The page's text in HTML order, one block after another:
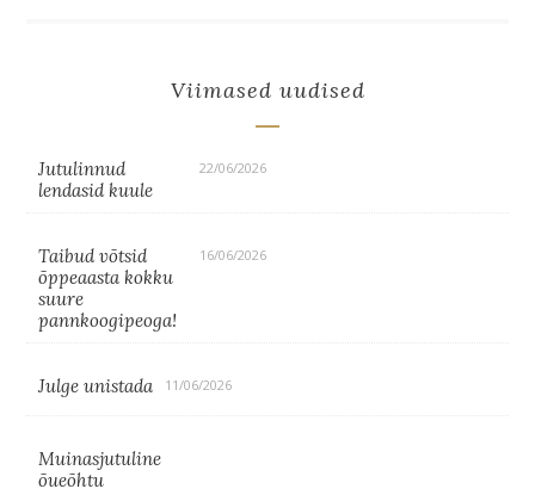
Viimased uudised
Jutulinnud
lendasid kuule
22/06/2026
Taibud võtsid
õppeaasta kokku
suure
pannkoogipeoga!
16/06/2026
Julge unistada 11/06/2026
Muinasjutuline
õueõhtu